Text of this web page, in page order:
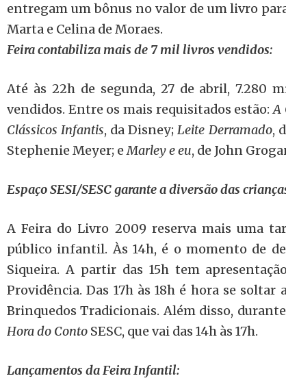
entregam um bônus no valor de um livro
Marta e Celina de Moraes.
Feira contabiliza mais de 7 mil livros vendidos:
Até às 22h de segunda, 27 de abril, 7.280
vendidos. Entre os mais requisitados estão:A
Clássicos Infantis, da Disney;Leite Derramado,
Stephenie Meyer; eMarley e eu, de John
Espaço SESI/SESC garante a diversão das
A Feira do Livro 2009 reserva mais uma
público infantil. Às 14h, é o momento de
Siqueira. A partir das 15h tem
Providência. Das 17h às 18h é hora se
Brinquedos Tradicionais. Além disso,
Hora do Conto SESC, que vai das 14h às 17h.
Lançamentos da Feira Infantil: